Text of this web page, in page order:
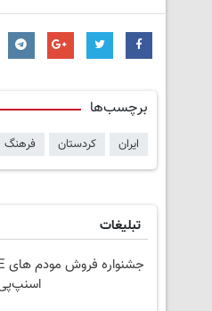
برچسب‌ها
ایران کردستان فرهنگ
تبلیغات